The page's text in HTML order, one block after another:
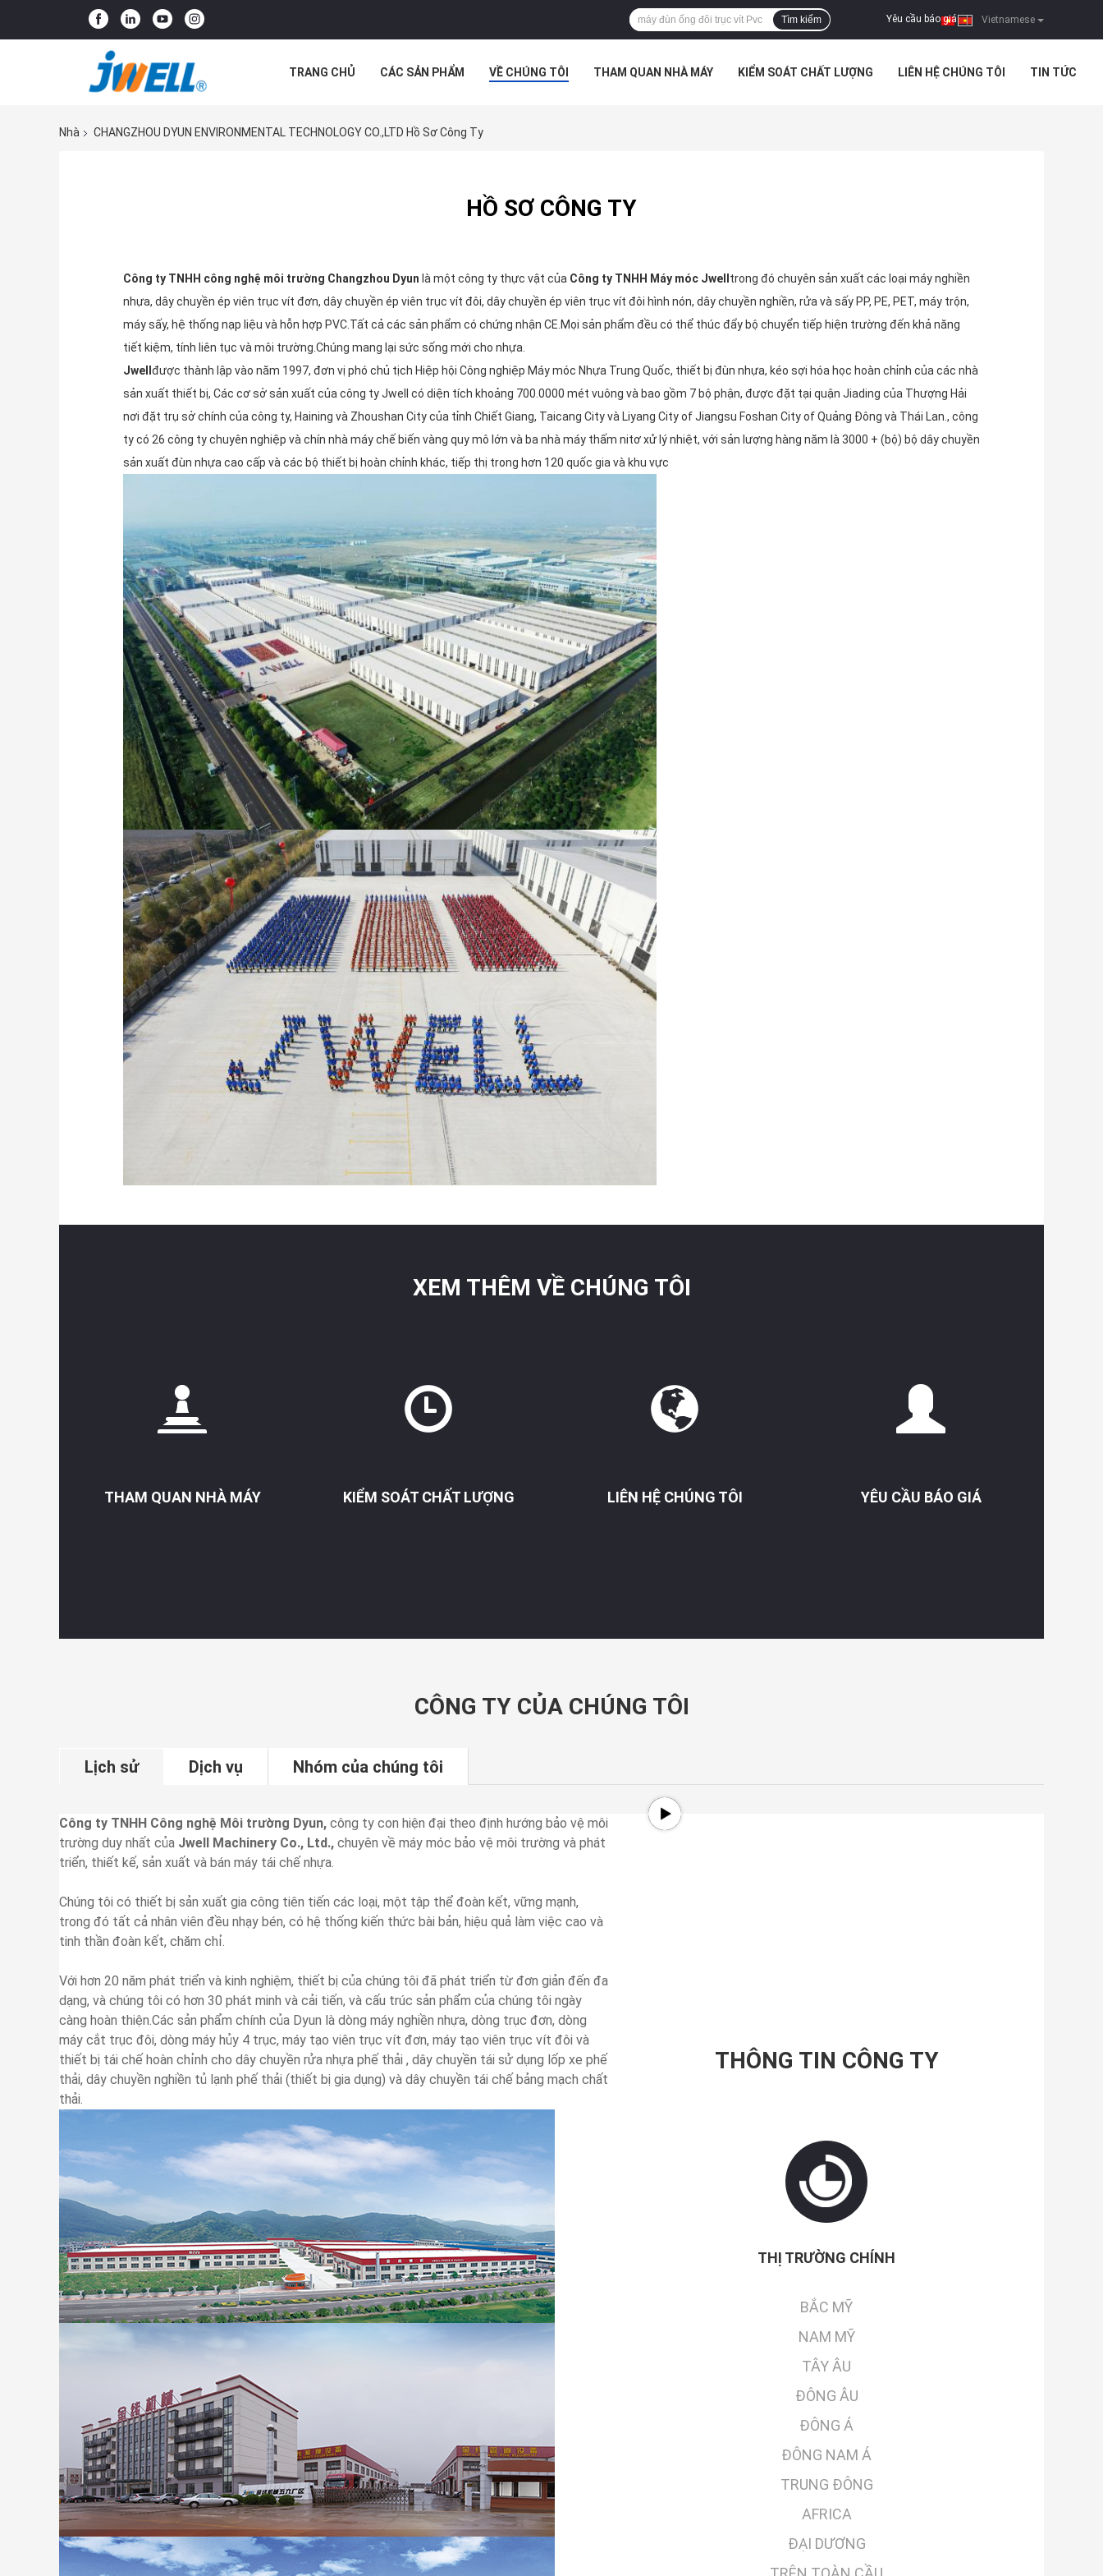
Vietnamese
Yêu cầu báo giá |
Tìm kiếm
TRANG CHỦ CÁC SẢN PHẨM VỀ CHÚNG TÔI THAM QUAN NHÀ MÁY KIỂM SOÁT CHẤT LƯỢNG LIÊN HỆ CHÚNG TÔI TIN TỨC
Nhà
CHANGZHOU DYUN ENVIRONMENTAL TECHNOLOGY CO.,LTD Hồ Sơ Công Ty
HỒ SƠ CÔNG TY
Công ty TNHH công nghệ môi trường Changzhou Dyun là một công ty thực vật của Công ty TNHH Máy móc Jwell trong đó chuyên sản xuất các loại máy nghiền
nhựa, dây chuyền ép viên trục vít đơn, dây chuyền ép viên trục vít đôi, dây chuyền ép viên trục vít đôi hình nón, dây chuyền nghiền, rửa và sấy PP, PE, PET, máy trộn,
máy sấy, hệ thống nạp liệu và hỗn hợp PVC.Tất cả các sản phẩm có chứng nhận CE.Mọi sản phẩm đều có thể thúc đẩy bộ chuyển tiếp hiện trường đến khả năng
tiết kiệm, tính liên tục và môi trường.Chúng mang lại sức sống mới cho nhựa.
Jwell được thành lập vào năm 1997, đơn vị phó chủ tịch Hiệp hội Công nghiệp Máy móc Nhựa Trung Quốc, thiết bị đùn nhựa, kéo sợi hóa học hoàn chỉnh của các nhà
sản xuất thiết bị, Các cơ sở sản xuất của công ty Jwell có diện tích khoảng 700.0000 mét vuông và bao gồm 7 bộ phận, được đặt tại quận Jiading của Thượng Hải
nơi đặt trụ sở chính của công ty, Haining và Zhoushan City của tỉnh Chiết Giang, Taicang City và Liyang City of Jiangsu Foshan City of Quảng Đông và Thái Lan., công
ty có 26 công ty chuyên nghiệp và chín nhà máy chế biến vàng quy mô lớn và ba nhà máy thấm nitơ xử lý nhiệt, với sản lượng hàng năm là 3000 + (bộ) bộ dây chuyền
sản xuất đùn nhựa cao cấp và các bộ thiết bị hoàn chỉnh khác, tiếp thị trong hơn 120 quốc gia và khu vực
XEM THÊM VỀ CHÚNG TÔI
THAM QUAN NHÀ MÁY KIỂM SOÁT CHẤT LƯỢNG LIÊN HỆ CHÚNG TÔI YÊU CẦU BÁO GIÁ
CÔNG TY CỦA CHÚNG TÔI
Lịch sử Dịch vụ Nhóm của chúng tôi
Công ty TNHH Công nghệ Môi trường Dyun, công ty con hiện đại theo định hướng bảo vệ môi
trường duy nhất của Jwell Machinery Co., Ltd., chuyên về máy móc bảo vệ môi trường và phát
triển, thiết kế, sản xuất và bán máy tái chế nhựa.
Chúng tôi có thiết bị sản xuất gia công tiên tiến các loại, một tập thể đoàn kết, vững mạnh,
trong đó tất cả nhân viên đều nhạy bén, có hệ thống kiến ​​thức bài bản, hiệu quả làm việc cao và
tinh thần đoàn kết, chăm chỉ.
Với hơn 20 năm phát triển và kinh nghiệm, thiết bị của chúng tôi đã phát triển từ đơn giản đến đa
dạng, và chúng tôi có hơn 30 phát minh và cải tiến, và cấu trúc sản phẩm của chúng tôi ngày
càng hoàn thiện.Các sản phẩm chính của Dyun là dòng máy nghiền nhựa, dòng trục đơn, dòng
máy cắt trục đôi, dòng máy hủy 4 trục, máy tạo viên trục vít đơn, máy tạo viên trục vít đôi và
thiết bị tái chế hoàn chỉnh cho dây chuyền rửa nhựa phế thải , dây chuyền tái sử dụng lốp xe phế
thải, dây chuyền nghiền tủ lạnh phế thải (thiết bị gia dụng) và dây chuyền tái chế bảng mạch chất
thải.
THÔNG TIN CÔNG TY
THỊ TRƯỜNG CHÍNH
BẮC MỸ
NAM MỸ
TÂY ÂU
ĐÔNG ÂU
ĐÔNG Á
ĐÔNG NAM Á
TRUNG ĐÔNG
AFRICA
ĐẠI DƯƠNG